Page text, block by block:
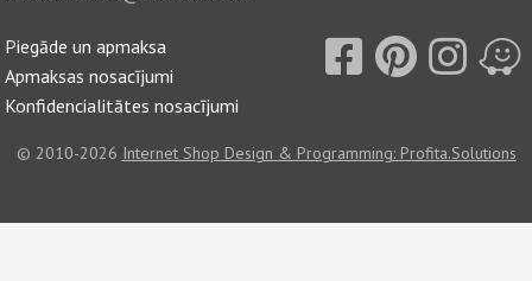
Piegāde un apmaksa
Apmaksas nosacījumi
Konfidencialitātes nosacījumi
© 2010-2026 Internet Shop Design & Programming: Profita.Solutions